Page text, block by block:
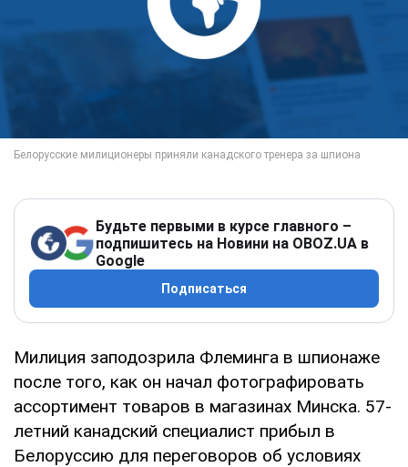
Будьте первыми в курсе главного –
подпишитесь на Новини на OBOZ.UA в
Google
Подписаться
Милиция заподозрила Флеминга в шпионаже
после того, как он начал фотографировать
ассортимент товаров в магазинах Минска. 57-
летний канадский специалист прибыл в
Белоруссию для переговоров об условиях